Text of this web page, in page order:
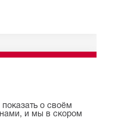
показать о своём
и мы в скором